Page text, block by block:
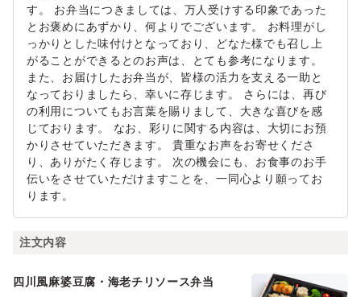
す。 お弁当につきましては、万人受けする印象であった
とお褒めにあずかり、何よりでございます。 お料理がし
っかりとした味付けとなっており、どなた様でも召し上
がることができるとのお声は、とても参考になります。
また、お届けしたお弁当が、皆様の活力を支える一助と
なっておりましたら、幸いに存じます。 さらには、再び
の利用についてもお言葉を賜りまして、大きな喜びを感
じております。 なお、彩りに関する内容は、大切にお預
かりさせていただきます。 貴重なお声をお寄せくださ
り、ありがたく存じます。 次の機会にも、お食事のお手
伝いをさせていただけますことを、一同心より願ってお
ります。
注文内容
四川風麻婆豆腐・海老チリソース弁当